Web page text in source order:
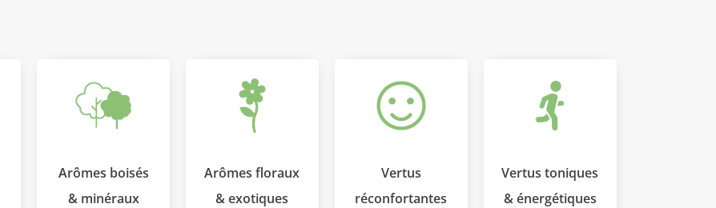
Arômes boisés
& minéraux
Arômes floraux
& exotiques
Vertus
réconfortantes
Vertus toniques
& énergétiques